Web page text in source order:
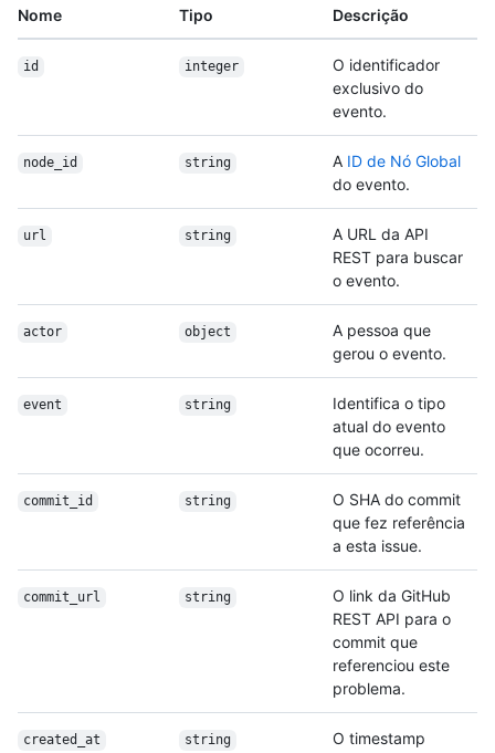
Nome Tipo Descrição
id integer
O identificador
exclusivo do
evento.
node_id string A ID de Nó Global
do evento.
url string
A URL da API
REST para buscar
o evento.
actor object
A pessoa que
gerou o evento.
event string
Identifica o tipo
atual do evento
que ocorreu.
commit_id string
O SHA do commit
que fez referência
a esta issue.
commit_url string
O link da GitHub
REST API para o
commit que
referenciou este
problema.
created_at string
O timestamp